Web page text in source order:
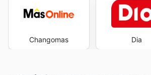
Changomas Dia